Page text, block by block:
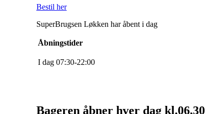
Bestil her
SuperBrugsen Løkken har åbent i dag
Åbningstider
I dag 07:30-22:00
Bageren åbner hver dag kl.06,30